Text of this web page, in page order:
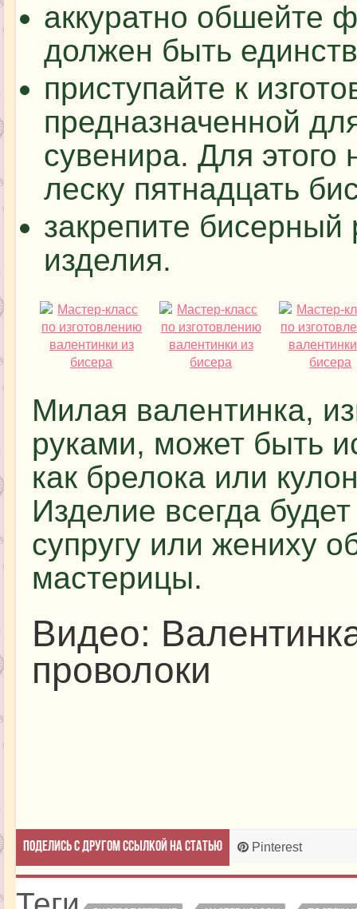
аккуратно обшейте
должен быть
приступайте к
предназначенной
сувенира. Для этого
леску пятнадцать
закрепите бисерный
изделия.
Милая валентинка,
руками, может быть
как брелока или
Изделие всегда
супругу или жениху
мастерицы.
Видео:
проволоки
Поделись с другом ссылкой на статью Pinterest